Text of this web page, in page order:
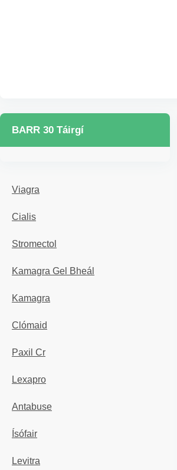
BARR 30 Táirgí
Viagra
Cialis
Stromectol
Kamagra Gel Bheál
Kamagra
Clómaid
Paxil Cr
Lexapro
Antabuse
Ísófair
Levitra